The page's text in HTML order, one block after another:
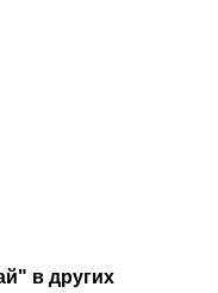
в других